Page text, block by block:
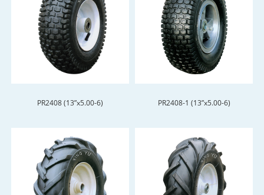
PR2408 (13”x5.00-6) PR2408-1 (13”x5.00-6)